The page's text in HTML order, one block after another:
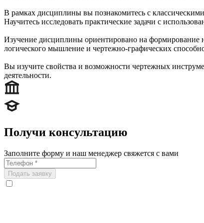
В рамках дисциплины вы познакомитесь с
Научитесь исследовать практические задачи с
Изучение дисциплины ориентировано на формирование
логического мышление и чертежно-графических
Вы изучите свойства и возможности чертежных
деятельности.
Получи консультацию
Заполните форму и наш менеджер свяжется с вами
Подать заявку